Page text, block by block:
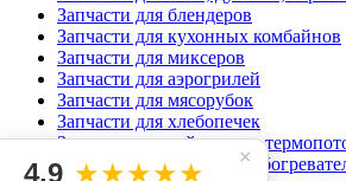
Запчасти для блендеров
Запчасти для кухонных комбайнов
Запчасти для миксеров
Запчасти для аэрогрилей
Запчасти для мясорубок
Запчасти для хлебопечек
Запчасти для чайников и
Запчасти для масляных×
4.9 ★★★★★